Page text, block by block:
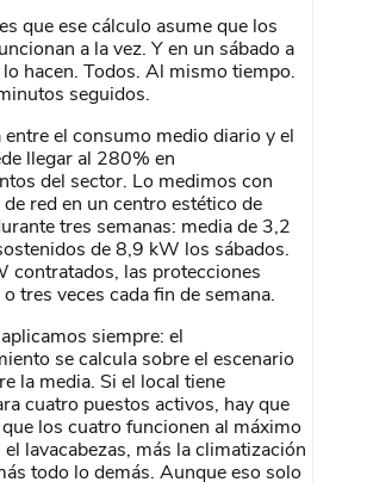
que ese cálculo asume que los
a la vez. Y en un sábado a
hacen. Todos. Al mismo tiempo.
seguidos.
entre el consumo medio diario y el
llegar al 280% en
del sector. Lo medimos con
red en un centro estético de
tres semanas: media de 3,2
de 8,9 kW los sábados.
contratados, las protecciones
tres veces cada fin de semana.
siempre: el
se calcula sobre el escenario
la media. Si el local tiene
cuatro puestos activos, hay que
los cuatro funcionen al máximo
el lavacabezas, más la climatización
todo lo demás. Aunque eso solo